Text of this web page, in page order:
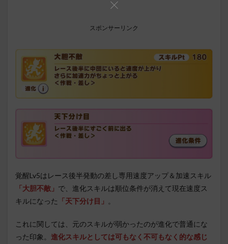
スポンサーリンク
覚醒Lv5はレース後半発動の差し専用速度アップ＆加速スキル
「大胆不敵」 で、進化スキルは順位条件が消えて現在速度ス
キルになった 「天下分け目」 。
これに関しては、元のスキルが弱かったのが進化で普通にな
った印象。 進化スキルとしては可もなく不可もなく的な感じ